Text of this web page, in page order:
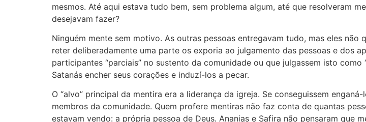
mesmos. Até aqui estava tudo bem, sem problema algum, até que resolveram
desejavam fazer?
Ninguém mente sem motivo. As outras pessoas entregavam tudo, mas eles
reter deliberadamente uma parte os exporia ao julgamento das pessoas e dos
participantes “parciais” no sustento da comunidade ou que julgassem isto
Satanás encher seus corações e induzí-los a pecar.
O “alvo” principal da mentira era a liderança da igreja. Se conseguissem
membros da comunidade. Quem profere mentiras não faz conta de quantas
estavam vendo: a própria pessoa de Deus. Ananias e Safira não pensaram que